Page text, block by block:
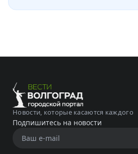
Новости, которые касаются каждого
Подпишитесь на новости